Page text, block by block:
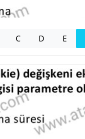
C D E